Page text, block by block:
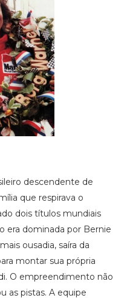
descendente de
que respirava o
dois títulos mundiais
era dominada por Bernie
ousadia, saíra da
montar sua própria
O empreendimento não
as pistas. A equipe